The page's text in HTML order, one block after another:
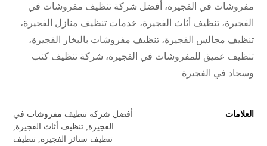
مفروشات في الفجيرة، أفضل شركة تنظيف مفروشات في
الفجيرة، تنظيف أثاث الفجيرة، خدمات تنظيف منازل الفجيرة،
تنظيف مجالس الفجيرة، تنظيف مفروشات بالبخار الفجيرة،
تنظيف عميق للمفروشات في الفجيرة، شركة تنظيف كنب
وسجاد في الفجيرة
العلامات
أفضل شركة تنظيف مفروشات في
الفجيرة تنظيف أثاث الفجيرة
تنظيف ستائر الفجيرة تنظيف